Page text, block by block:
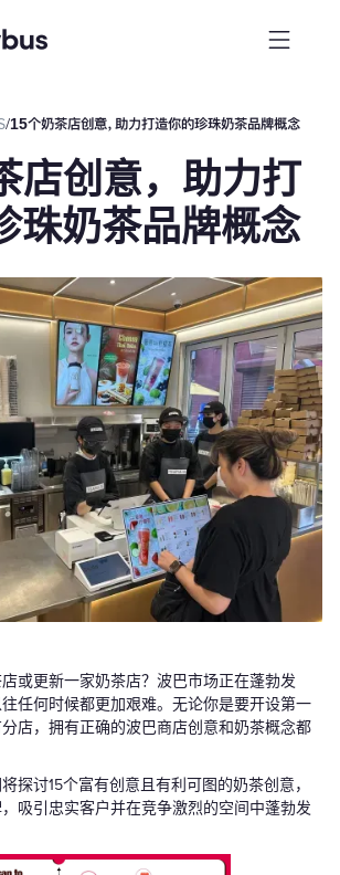
/15个奶茶店创意，助力打造你的珍珠奶茶品牌概念
店创意，助力打
珠奶茶品牌概念
或更新一家奶茶店？波巴市场正在蓬勃发
任何时候都更加艰难。无论你是要开设第一
店，拥有正确的波巴商店创意和奶茶概念都
探讨15个富有创意且有利可图的奶茶创意，
吸引忠实客户并在竞争激烈的空间中蓬勃发